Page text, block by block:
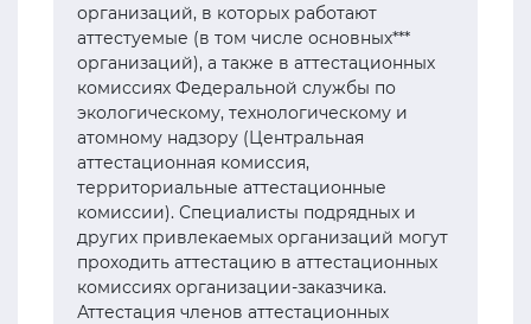
организаций, в которых работают
аттестуемые (в том числе основных***
организаций), а также в аттестационных
комиссиях Федеральной службы по
экологическому, технологическому и
атомному надзору (Центральная
аттестационная комиссия,
территориальные аттестационные
комиссии). Специалисты подрядных и
других привлекаемых организаций могут
проходить аттестацию в аттестационных
комиссиях организации-заказчика.
Аттестация членов аттестационных